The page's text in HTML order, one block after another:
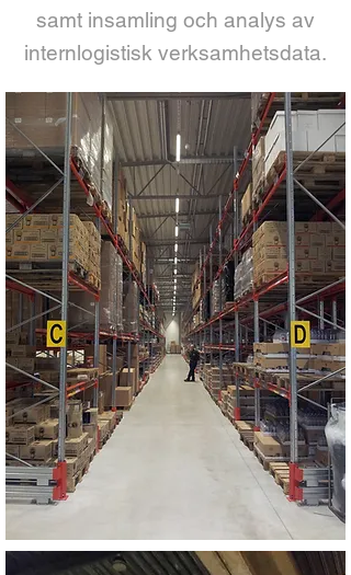
samt insamling och analys av
internlogistisk verksamhetsdata.